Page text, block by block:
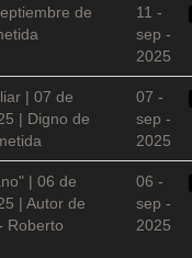
de
11 -
sep -
2025
| 07 de
| Digno de
07 -
sep -
2025
| 06 de
| Autor de
Roberto
06 -
sep -
2025